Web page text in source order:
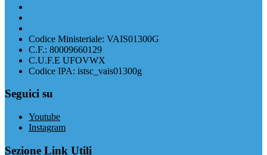
Codice Ministeriale: VAIS01300G
C.F.: 80009660129
C.U.F.E UFOVWX
Codice IPA: istsc_vais01300g
Seguici su
Youtube
Instagram
Sezione Link Utili